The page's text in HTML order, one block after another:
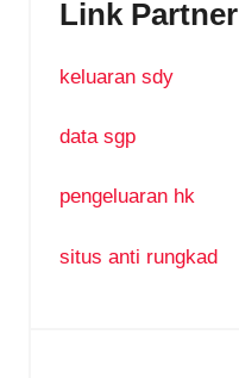
Link Partner
keluaran sdy
data sgp
pengeluaran hk
situs anti rungkad